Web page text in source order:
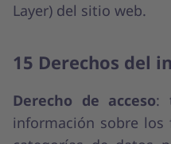
Layer) del sitio web.
15 Derechos del
Derecho de acceso:
información sobre